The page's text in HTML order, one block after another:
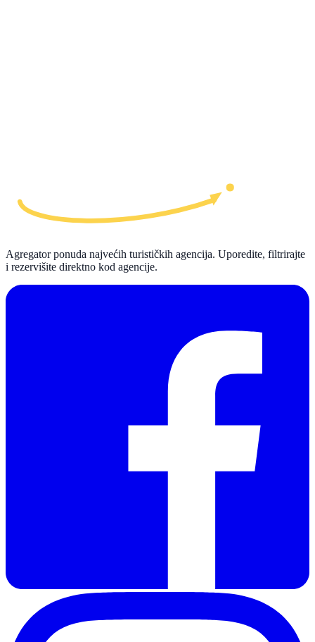
Agregator ponuda najvećih turističkih agencija. Uporedite, filtrirajte
i rezervišite direktno kod agencije.